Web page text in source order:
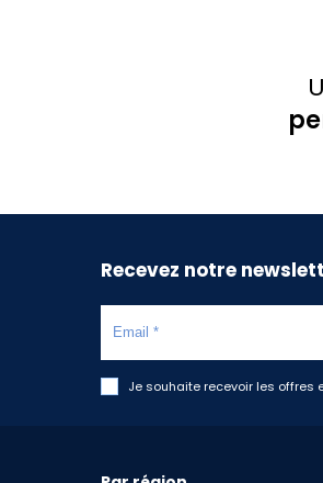
Recevez notre
Je souhaite recevoir les